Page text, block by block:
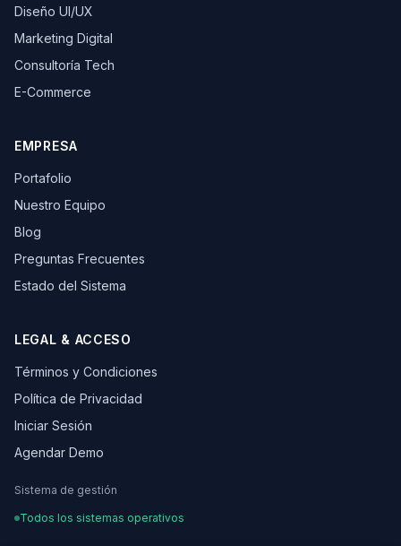
Diseño UI/UX
Marketing Digital
Consultoría Tech
E-Commerce
EMPRESA
Portafolio
Nuestro Equipo
Blog
Preguntas Frecuentes
Estado del Sistema
LEGAL & ACCESO
Términos y Condiciones
Política de Privacidad
Iniciar Sesión
Agendar Demo
Sistema de gestión
Todos los sistemas operativos